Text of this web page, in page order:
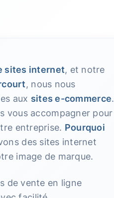
sites internet, et notre
, nous nous
aux sites e-commerce.
vous accompagner pour
entreprise. Pourquoi
des sites internet
image de marque.
de vente en ligne